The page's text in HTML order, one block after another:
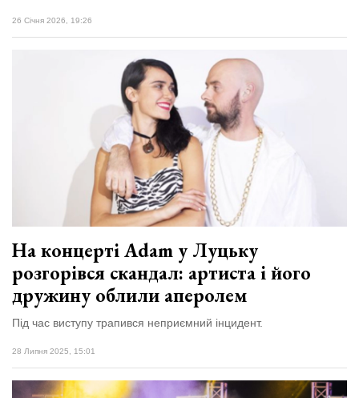
26 Січня 2026, 19:26
На концерті Adam у Луцьку
розгорівся скандал: артиста і його
дружину облили аперолем
Під час виступу трапився неприємний інцидент.
28 Липня 2025, 15:01